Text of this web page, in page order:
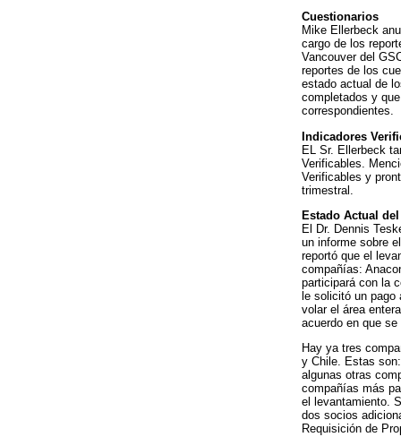
Cuestionarios
Mike Ellerbeck
cargo de los
Vancouver del
reportes de los
estado actual de
completados y
correspondientes.
Indicadores
EL Sr. Ellerbeck
Verificables.
Verificables y
trimestral.
Estado Actual
El Dr. Dennis
un informe sobre
reportó que el
compañías:
participará con la
le solicitó un pago
volar el área
acuerdo en que
Hay ya tres
y Chile. Estas
algunas otras
compañías más
el levantamiento.
dos socios
Requisición de